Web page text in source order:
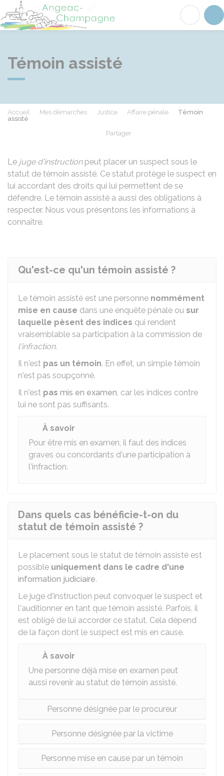
Angeac-Champagne
Témoin assisté
Accueil Mes démarches Justice Affaire pénale
Témoin
assisté
Partager
Le juge d'instructionpeut placer un suspect sous le
statut de témoin assisté. Ce statut protège le suspect en
lui accordant des droits qui lui permettent de se
défendre. Le témoin assisté a aussi des obligations à
respecter. Nous vous présentons les informations à
connaître.
Qu'est-ce qu'un témoin assisté ?
Le témoin assisté est une personne nommément
mise en cause dans une enquête pénale ou sur
laquelle pèsent des indices qui rendent
vraisemblable sa participation à la commission de
l'infraction.
Il n'est pas un témoin. En effet, un simple témoin
n'est pas soupçonné.
Il n'est pas mis en examen, car les indices contre
lui ne sont pas suffisants.
À savoir
Pour être mis en examen, il faut des indices
graves ou concordants d'une participation à
l'infraction.
Dans quels cas bénéficie-t-on du
statut de témoin assisté ?
Le placement sous le statut de témoin assisté est
possible uniquement dans le cadre d'une
information judiciaire.
Le juge d'instruction peut convoquer le suspect et
l'auditionner en tant que témoin assisté. Parfois, il
est obligé de lui accorder ce statut. Cela dépend
de la façon dont le suspect est mis en cause.
À savoir
Une personne déjà mise en examen peut
aussi revenir au statut de témoin assisté.
Personne désignée par le procureur
Personne désignée par la victime
Personne mise en cause par un témoin